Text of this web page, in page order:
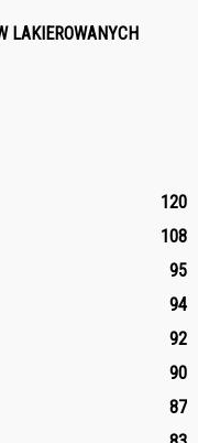
LAKIEROWANYCH
120
108
95
94
92
90
87